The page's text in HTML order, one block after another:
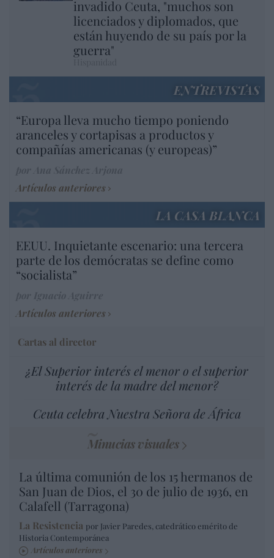
invadido Ceuta, "muchos son
licenciados y diplomados, que
están huyendo de su país por la
guerra"
ENTREVISTAS
“Europa lleva mucho tiempo poniendo
aranceles y cortapisas a productos y
compañías americanas (y europeas)”
Artículos anteriores
LA CASA BLANCA
EEUU. Inquietante escenario: una tercera
parte de los demócratas se define como
“socialista”
Artículos anteriores
Cartas al director
¿El Superior interés el menor o el superior
interés de la madre del menor?
Ceuta celebra Nuestra Señora de África
Minucias visuales
La última comunión de los 15 hermanos de
San Juan de Dios, el 30 de julio de 1936, en
Calafell (Tarragona)
La Resistencia por Javier Paredes, catedrático emérito de
Historia Contemporánea
Artículos anteriores